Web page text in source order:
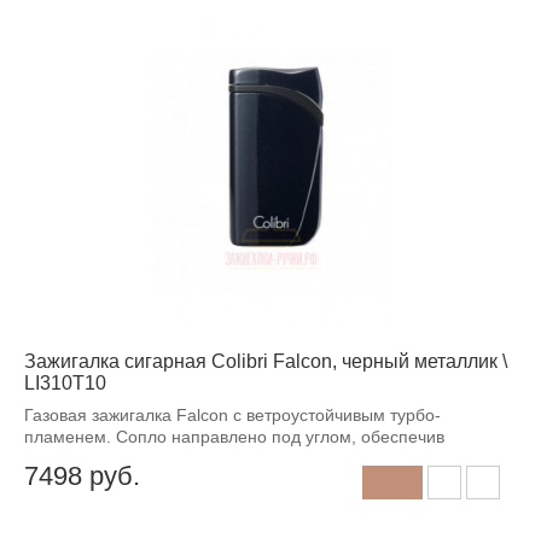
Зажигалка сигарная Colibri Falcon, черный металлик \
LI310T10
Газовая зажигалка Falcon с ветроустойчивым турбо-
пламенем. Сопло направлено под углом, обеспечив
7498 руб.